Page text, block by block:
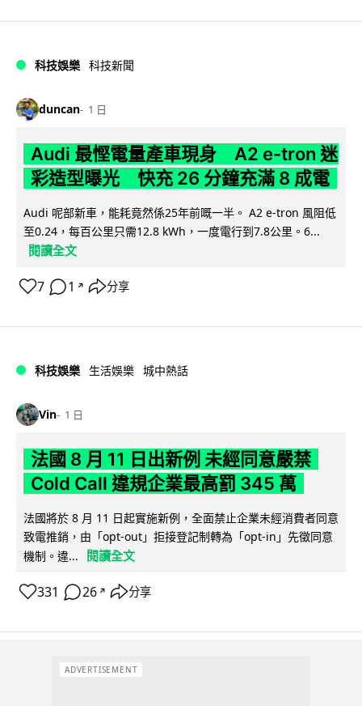
科技娛樂 科技新聞
duncan 1 日
Audi 最慳電量產車現身 A2 e-tron 迷
彩造型曝光 快充 26 分鐘充滿 8 成電
Audi 呢部新車，能耗竟然係25年前嘅一半。 A2 e-tron 風阻低
至0.24，每百公里只需12.8 kWh，一度電行到7.8公里。6...
閱讀全文
7 1 ↗ 分享
科技娛樂 生活娛樂 城中熱話
Vin 1 日
法國 8 月 11 日出新例 未經同意嚴禁
Cold Call 違規企業最高罰 345 萬
法國將於 8 月 11 日起實施新例，全面禁止企業未經消費者同意
致電推銷，由「opt-out」拒接登記制轉為「opt-in」先徵同意
機制。違...
閱讀全文
331 26 ↗ 分享
ADVERTISEMENT